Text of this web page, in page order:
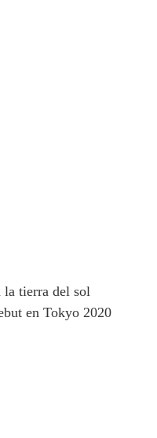
la tierra del sol
en Tokyo 2020